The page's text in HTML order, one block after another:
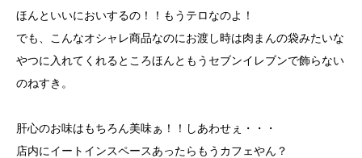
ほんといいにおいするの！！もうテロなのよ！
でも、こんなオシャレ商品なのにお渡し時は肉まんの袋みたいな
やつに入れてくれるところほんともうセブンイレブンで飾らない
のねすき。
肝心のお味はもちろん美味ぁ！！しあわせぇ・・・
店内にイートインスペースあったらもうカフェやん？